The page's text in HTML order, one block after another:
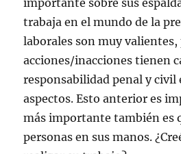
importante sobre sus
trabaja en el mundo de la
laborales son muy valientes,
acciones/inacciones tienen
responsabilidad penal y civil
aspectos. Esto anterior es
más importante también es
personas en sus manos.